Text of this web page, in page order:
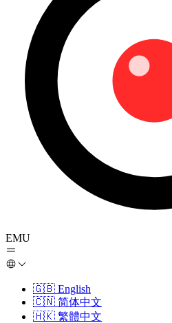
EMU
🇬🇧 English
🇨🇳 简体中文
🇭🇰 繁體中文